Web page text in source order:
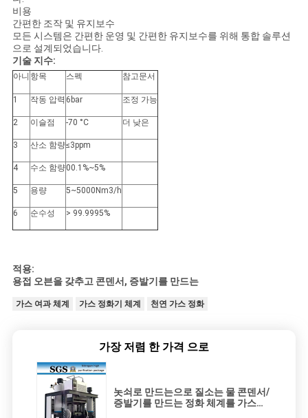
정
책
비용
간편한 조작 및 유지보수
모든 시스템은 간편한 운영 및 간편한 유지보수를 위해 통합 솔루션
으로 설계되었습니다.
기술 지수:
아니 항목 스펙 참고문서
1 작동 압력 6bar 조정 가능
2 이슬점 -70 °C 더 낮은
3 산소 함량≤3ppm
4 수소 함량00.1%~5%
5 용량 5~5000Nm3/h
6 순수성 > 99.9995%
적용:
용접 오븐을 갖추고 콘덴서, 증발기를 만드는
가스 여과 체계 가스 정화기 체계 천연 가스 정화
가장 저렴 한 가격 으로
놋쇠로 만드는으로 질소는 물 콘덴서/
증발기를 만드는 정화 체계를 가스를